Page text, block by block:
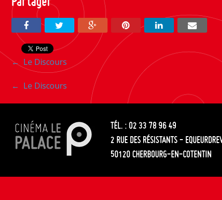
Navigation
entre
les
articles
← Le Discours
Navigation
entre
les
articles
← Le Discours
TÉL. : 02 33 78 96 49
2 RUE DES RÉSISTANTS -
50120 CHERBOURG-EN-COTENTIN